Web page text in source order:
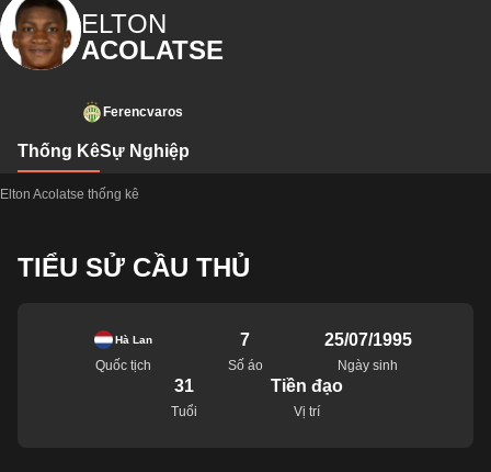
ELTON
ACOLATSE
Ferencvaros
Thống KêSự Nghiệp
Elton Acolatse thống kê
TIỂU SỬ CẦU THỦ
Hà Lan
Quốc tịch
7
Số áo
25/07/1995
Ngày sinh
31
Tuổi
Tiền đạo
Vị trí